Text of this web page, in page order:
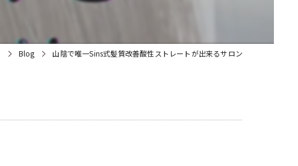
Blog 山陰で唯一Sins式髪質改善酸性ストレートが出来るサロン